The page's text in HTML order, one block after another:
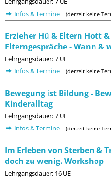
Infos & Termine
(derzeit keine
Erzieher Hü & Eltern Hott
Elterngespräche - Wann &
Lehrgangsdauer: 7 UE
Infos & Termine
(derzeit keine
Bewegung ist Bildung -
Kinderalltag
Lehrgangsdauer: 7 UE
Infos & Termine
(derzeit keine
Im Erleben von Sterben &
doch zu wenig. Workshop
Lehrgangsdauer: 16 UE